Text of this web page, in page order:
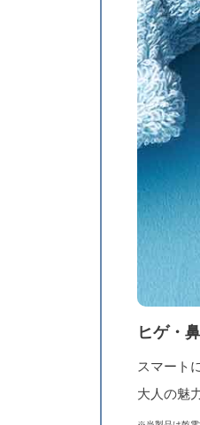
ヒゲ・
スマート
大人の魅